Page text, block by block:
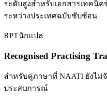
ระดับสูงสำหรับเอกสารเทค
ระหว่างประเทศฉบับซับซ้อน
RPTนักแปล
Recognised Practising
สำหรับคู่ภาษาที่ NAATI ยังไม่
ประสบการณ์